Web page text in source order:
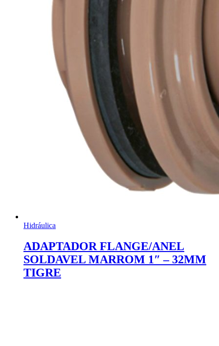
Hidráulica
ADAPTADOR FLANGE/ANEL
SOLDAVEL MARROM 1″ – 32MM
TIGRE